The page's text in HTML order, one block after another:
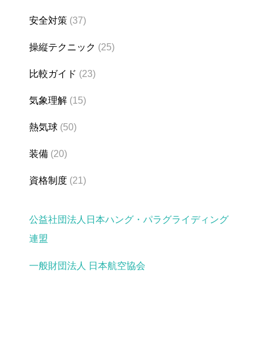
安全対策 (37)
操縦テクニック (25)
比較ガイド (23)
気象理解 (15)
熱気球 (50)
装備 (20)
資格制度 (21)
公益社団法人日本ハング・パラグライディング
連盟
一般財団法人 日本航空協会